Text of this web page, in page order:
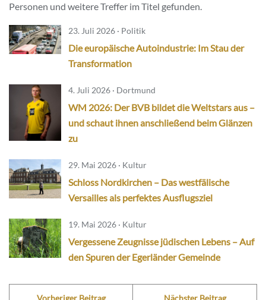
Personen und weitere Treffer im Titel gefunden.
23. Juli 2026 · Politik
Die europäische Autoindustrie: Im Stau der
Transformation
4. Juli 2026 · Dortmund
WM 2026: Der BVB bildet die Weltstars aus –
und schaut ihnen anschließend beim Glänzen
zu
29. Mai 2026 · Kultur
Schloss Nordkirchen – Das westfälische
Versailles als perfektes Ausflugsziel
19. Mai 2026 · Kultur
Vergessene Zeugnisse jüdischen Lebens – Auf
den Spuren der Egerländer Gemeinde
Vorheriger Beitrag Nächster Beitrag